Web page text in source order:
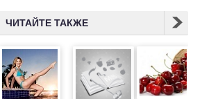
ЧИТАЙТЕ ТАКЖЕ